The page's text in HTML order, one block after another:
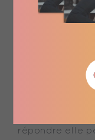
L’observation
pédagogie
les périodes
à se
répondre elle